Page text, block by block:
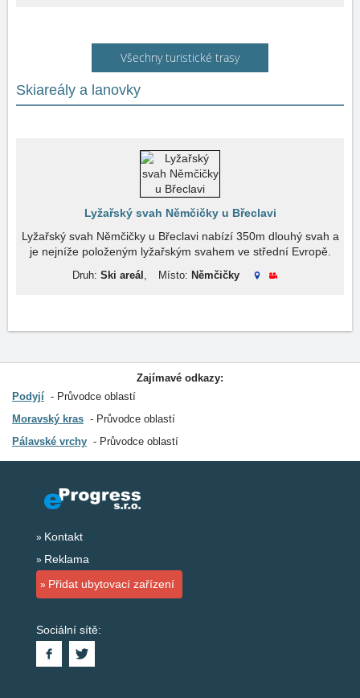
Všechny turistické trasy
Skiareály a lanovky
Lyžařský svah Němčičky u Břeclavi
Lyžařský svah Němčičky u Břeclavi nabízí 350m dlouhý svah a
je nejníže položeným lyžařským svahem ve střední Evropě.
Druh: Ski areál , Místo: Němčičky
Zajímavé odkazy:
Podyjí
Průvodce oblastí
Moravský kras
Průvodce oblastí
Pálavské vrchy
Průvodce oblastí
Kontakt
Reklama
Přidat ubytovací zařízení
Sociální sítě: